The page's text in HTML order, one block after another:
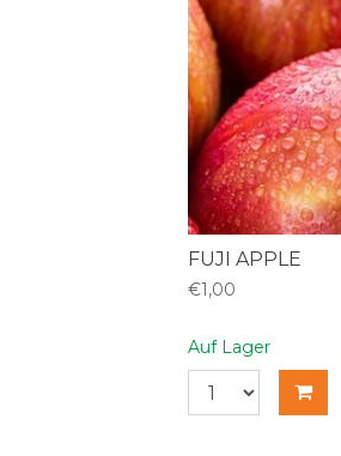
FUJI APPLE
€1,00
Auf Lager